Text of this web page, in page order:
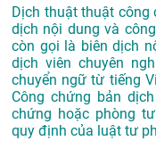
Dịch thuật thuật
dịch nội dung và
còn gọi là biên dịch
dịch viên chuyên
chuyển ngữ từ tiếng
Công chứng bản
chứng hoặc phòng
quy định của luật tư